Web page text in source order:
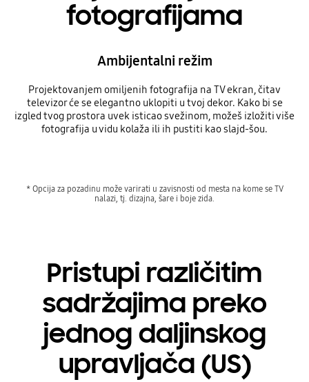
fotografijama
Ambijentalni režim
Projektovanjem omiljenih fotografija na TV ekran, čitav
televizor će se elegantno uklopiti u tvoj dekor. Kako bi se
izgled tvog prostora uvek isticao svežinom, možeš izložiti više
fotografija u vidu kolaža ili ih pustiti kao slajd-šou.
* Opcija za pozadinu može varirati u zavisnosti od mesta na kome se TV
nalazi, tj. dizajna, šare i boje zida.
Pristupi različitim
sadržajima preko
jednog daljinskog
upravljača (US)